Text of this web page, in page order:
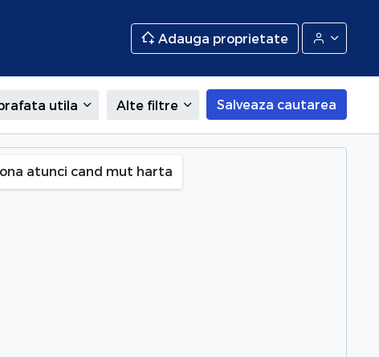
Adauga proprietate
utila Alte filtre Salveaza cautarea
Bucuresti
atunci cand mut harta